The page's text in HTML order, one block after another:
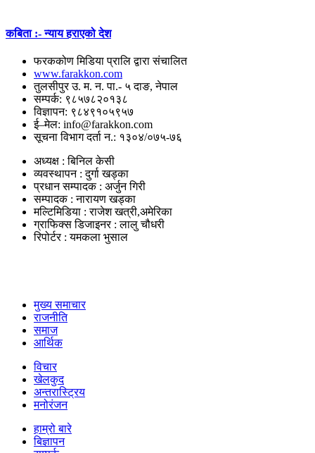
कबिता :- न्याय हराएको देश
फरककोण मिडिया प्रालि द्वारा संचालित
www.farakkon.com
तुलसीपुर उ. म. न. पा.- ५ दाङ, नेपाल
सम्पर्क: ९८५७८२०१३८
विज्ञापन: ९८४९१०५९५७
ई–मेल: info@farakkon.com
सूचना विभाग दर्ता न.: १३०४/०७५-७६
अध्यक्ष : बिनिल केसी
व्यवस्थापन : दुर्गा खड्का
प्रधान सम्पादक : अर्जुन गिरी
सम्पादक : नारायण खड्का
मल्टिमिडिया : राजेश खत्री,अमेरिका
ग्राफिक्स डिजाइनर : लालु चौधरी
रिपोर्टर : यमकला भुसाल
मुख्य समाचार
राजनीति
समाज
आर्थिक
विचार
खेलकुद
अन्तरास्ट्रिय
मनोरंजन
हाम्रो बारे
बिज्ञापन